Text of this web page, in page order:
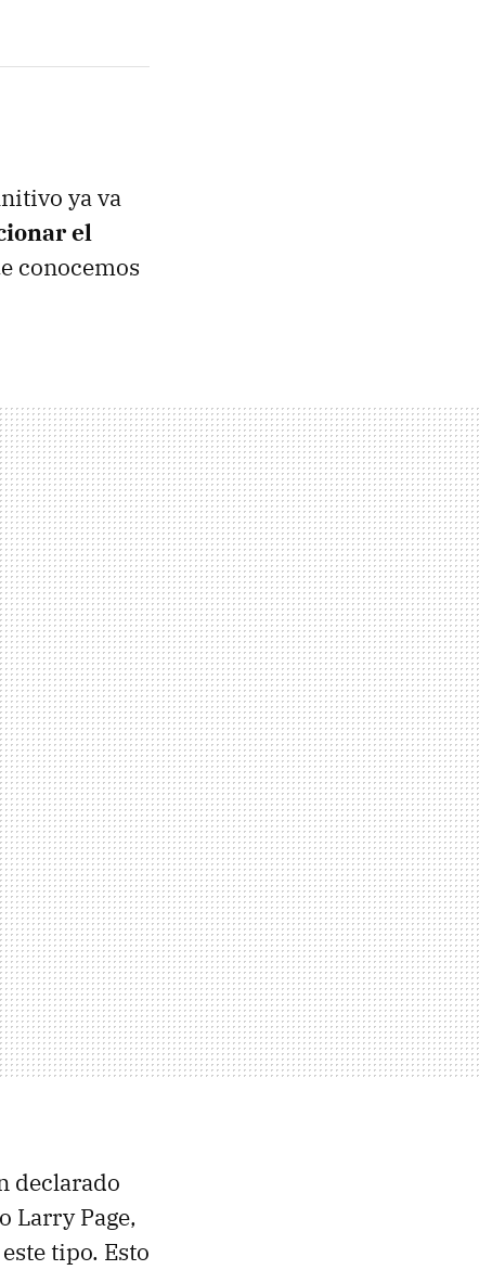
ya va
el
conocemos
declarado
Larry Page,
tipo. Esto